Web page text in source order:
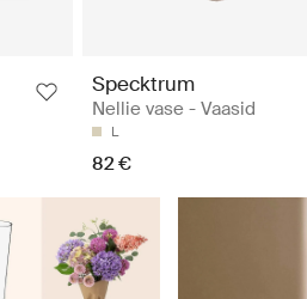
Specktrum
Nellie vase - Vaasid
L
82 €